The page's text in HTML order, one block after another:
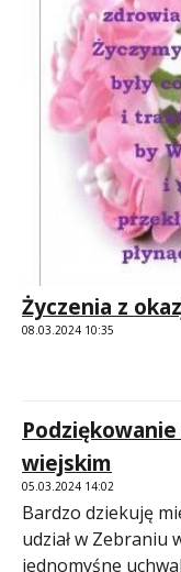
Życzenia z
08.03.2024 10:35
wiejskim
05.03.2024 14:02
Bardzo dziekuję
udział w Zebraniu
jednomyśne